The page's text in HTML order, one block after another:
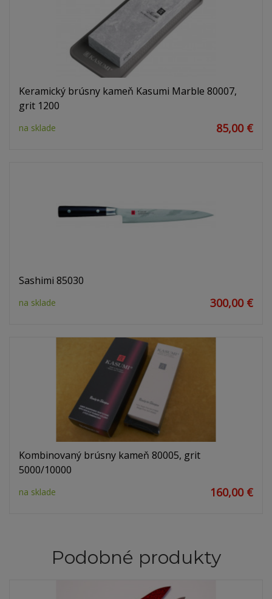
Keramický brúsny kameň Kasumi Marble 80007,
grit 1200
na sklade 85,00 €
Sashimi 85030
na sklade 300,00 €
Kombinovaný brúsny kameň 80005, grit
5000/10000
na sklade 160,00 €
Podobné produkty